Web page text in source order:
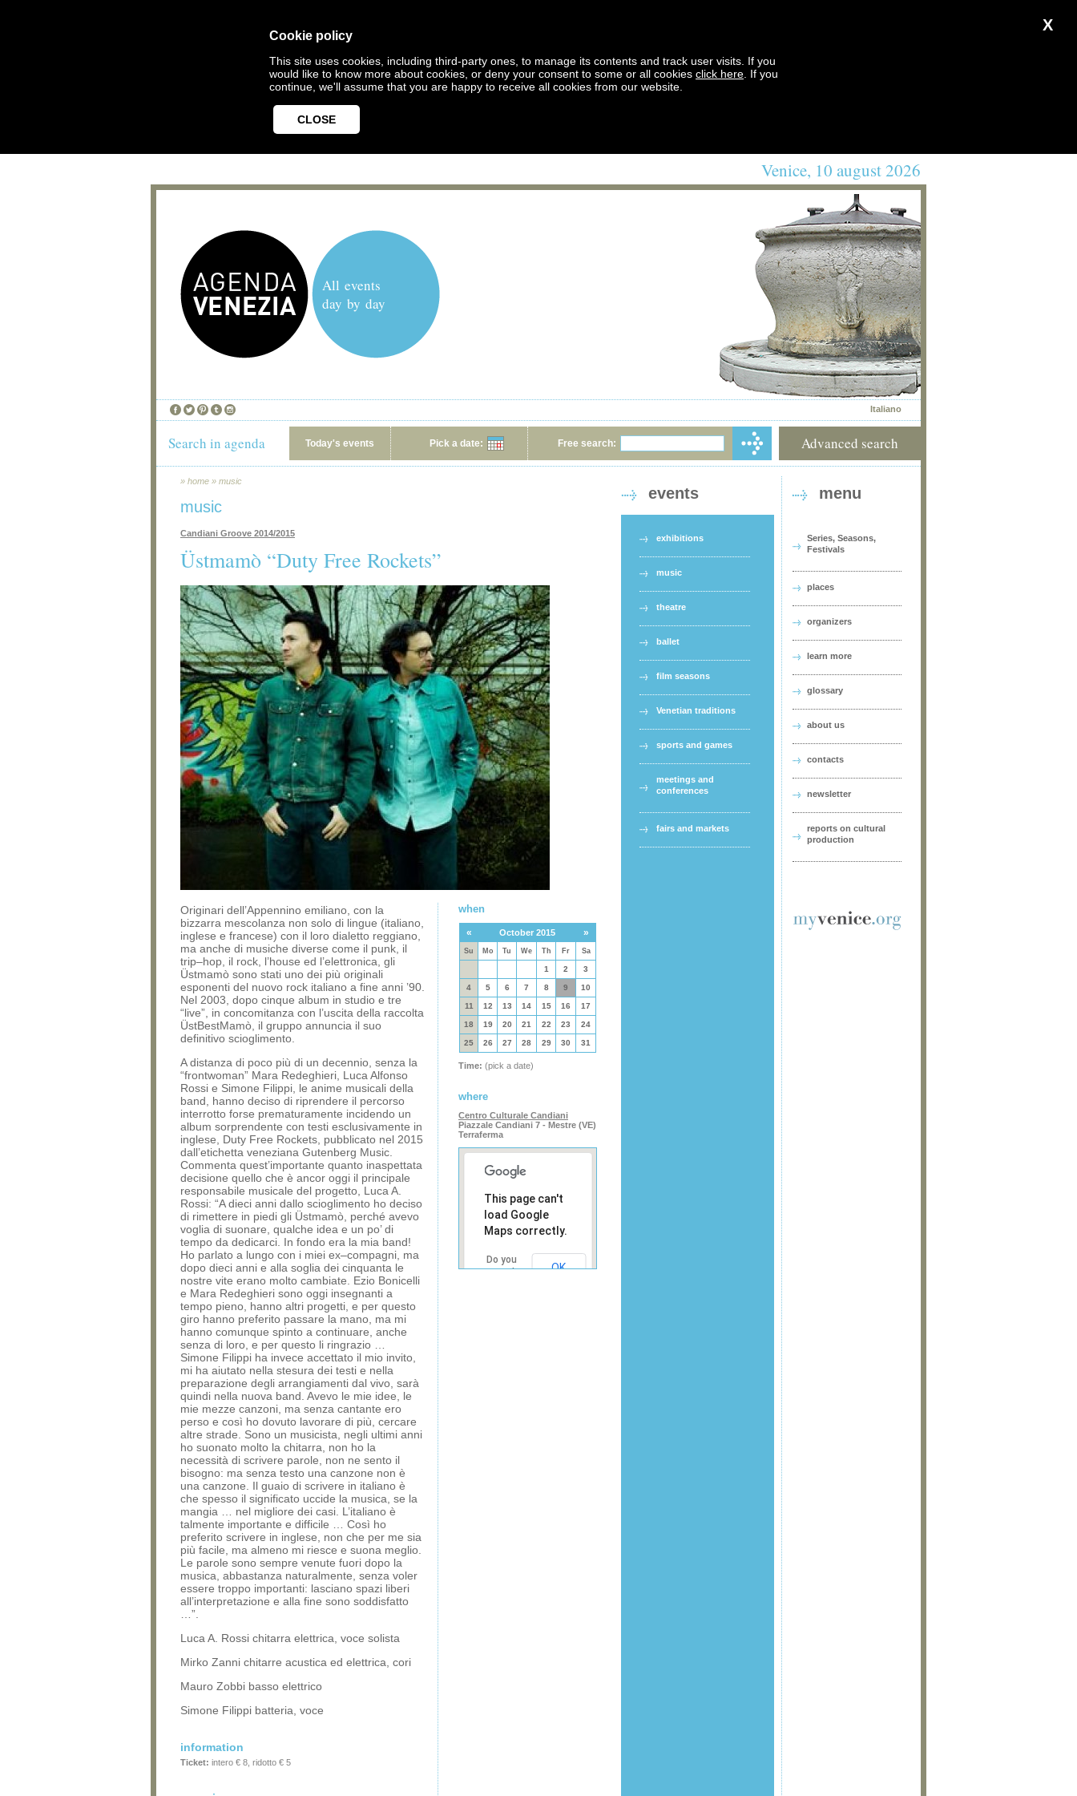
X
Cookie policy
This site uses cookies, including third-party ones, to manage its contents and track user visits. If you
would like to know more about cookies, or deny your consent to some or all cookies click here . If you
continue, we'll assume that you are happy to receive all cookies from our website.
CLOSE
Venice, 10 august 2026
All events
day by day
Italiano
Search in agenda Today's events Pick a date: Free search: Advanced search
» home » music
music
Candiani Groove 2014/2015
Üstmamò “Duty Free Rockets”
Originari dell’Appennino emiliano, con la
bizzarra mescolanza non solo di lingue (italiano,
inglese e francese) con il loro dialetto reggiano,
ma anche di musiche diverse come il punk, il
trip–hop, il rock, l’house ed l’elettronica, gli
Üstmamò sono stati uno dei più originali
esponenti del nuovo rock italiano a fine anni ’90.
Nel 2003, dopo cinque album in studio e tre
“live”, in concomitanza con l’uscita della raccolta
ÜstBestMamò, il gruppo annuncia il suo
definitivo scioglimento.
A distanza di poco più di un decennio, senza la
“frontwoman” Mara Redeghieri, Luca Alfonso
Rossi e Simone Filippi, le anime musicali della
band, hanno deciso di riprendere il percorso
interrotto forse prematuramente incidendo un
album sorprendente con testi esclusivamente in
inglese, Duty Free Rockets, pubblicato nel 2015
dall’etichetta veneziana Gutenberg Music.
Commenta quest’importante quanto inaspettata
decisione quello che è ancor oggi il principale
responsabile musicale del progetto, Luca A.
Rossi: “A dieci anni dallo scioglimento ho deciso
di rimettere in piedi gli Üstmamò, perché avevo
voglia di suonare, qualche idea e un po’ di
tempo da dedicarci. In fondo era la mia band!
Ho parlato a lungo con i miei ex–compagni, ma
dopo dieci anni e alla soglia dei cinquanta le
nostre vite erano molto cambiate. Ezio Bonicelli
e Mara Redeghieri sono oggi insegnanti a
tempo pieno, hanno altri progetti, e per questo
giro hanno preferito passare la mano, ma mi
hanno comunque spinto a continuare, anche
senza di loro, e per questo li ringrazio …
Simone Filippi ha invece accettato il mio invito,
mi ha aiutato nella stesura dei testi e nella
preparazione degli arrangiamenti dal vivo, sarà
quindi nella nuova band. Avevo le mie idee, le
mie mezze canzoni, ma senza cantante ero
perso e così ho dovuto lavorare di più, cercare
altre strade. Sono un musicista, negli ultimi anni
ho suonato molto la chitarra, non ho la
necessità di scrivere parole, non ne sento il
bisogno: ma senza testo una canzone non è
una canzone. Il guaio di scrivere in italiano è
che spesso il significato uccide la musica, se la
mangia … nel migliore dei casi. L’italiano è
talmente importante e difficile … Così ho
preferito scrivere in inglese, non che per me sia
più facile, ma almeno mi riesce e suona meglio.
Le parole sono sempre venute fuori dopo la
musica, abbastanza naturalmente, senza voler
essere troppo importanti: lasciano spazi liberi
all’interpretazione e alla fine sono soddisfatto
…”.
Luca A. Rossi chitarra elettrica, voce solista
Mirko Zanni chitarre acustica ed elettrica, cori
Mauro Zobbi basso elettrico
Simone Filippi batteria, voce
information
Ticket: intero € 8, ridotto € 5
when
« October 2015 »
Su Mo Tu We Th Fr Sa
1 2 3
4 5 6 7 8 9 10
11 12 13 14 15 16 17
18 19 20 21 22 23 24
25 26 27 28 29 30 31
Time: (pick a date)
where
Centro Culturale Candiani
Piazzale Candiani 7 - Mestre (VE)
Terraferma
This page can't
load Google
Maps correctly.
Do you
own this
OK
events
exhibitions
music
theatre
ballet
film seasons
Venetian traditions
sports and games
meetings and
conferences
fairs and markets
menu
Series, Seasons,
Festivals
places
organizers
learn more
glossary
about us
contacts
newsletter
reports on cultural
production